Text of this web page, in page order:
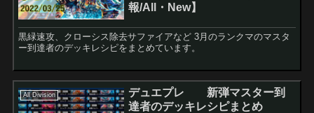
報/All・New】
黒緑速攻、クローシス除去サファイアなど 3月のランクマのマスタ
ー到達者のデッキレシピをまとめています。
All Division
デュエプレ 新弾マスター到
達者のデッキレシピまとめ